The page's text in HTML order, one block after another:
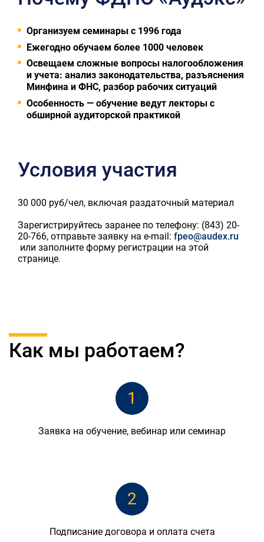
Организуем семинары с 1996 года
Ежегодно обучаем более 1000 человек
Освещаем сложные вопросы налогообложения
и учета: анализ законодательства, разъяснения
Минфина и ФНС, разбор рабочих ситуаций
Особенность — обучение ведут лекторы с
обширной аудиторской практикой
Условия участия
30 000 руб/чел, включая раздаточный материал
Зарегистрируйтесь заранее по телефону: (843) 20-
20-766, отправьте заявку на e-mail: fpeo@audex.ru
или заполните форму регистрации на этой
странице.
Как мы работаем?
1
Заявка на обучение, вебинар или семинар
2
Подписание договора и оплата счета